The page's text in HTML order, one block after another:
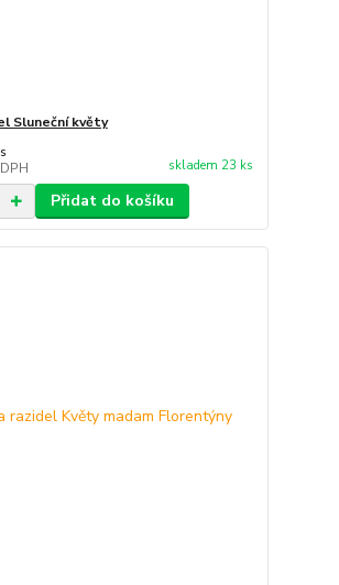
Sluneční květy
skladem 23 ks
Přidat do košíku